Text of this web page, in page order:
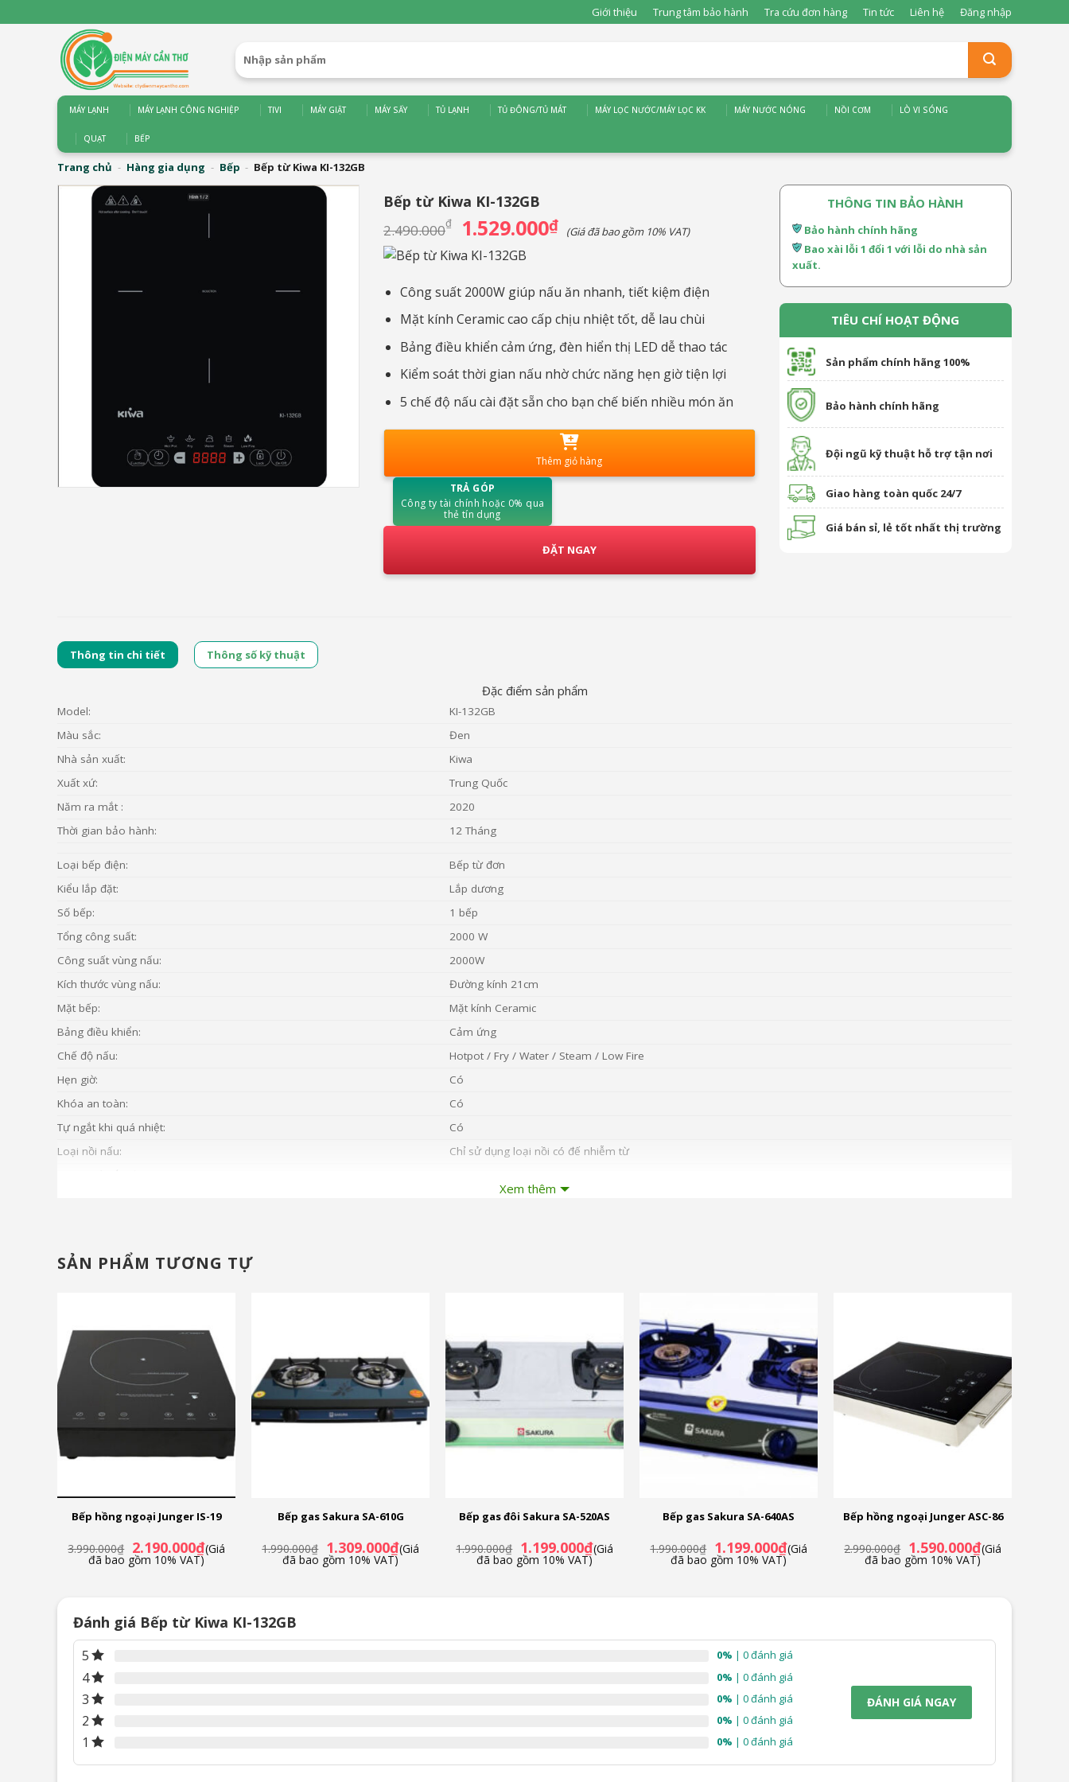
qua
Giới thiệu Trung tâm bảo hành Tra cứu đơn hàng Tin tức Liên hệ Đăng nhập
Tìm
kiếm:
MÁY LẠNH MÁY LẠNH CÔNG NGHIỆP TIVI MÁY GIẶT MÁY SẤY TỦ LẠNH TỦ ĐÔNG/TỦ MÁT MÁY LỌC NƯỚC/MÁY LỌC KK MÁY NƯỚC NÓNG NỒI CƠM LÒ VI SÓNG
QUẠT BẾP
Trang chủ - Hàng gia dụng - Bếp - Bếp từ Kiwa KI-132GB
Bếp từ Kiwa KI-132GB
2.490.000₫ Giá
gốc
là:
2.490.000₫.
1.529.000₫Giá
hiện
(Giá đã bao gồm 10% VAT)
Công suất 2000W giúp nấu ăn nhanh, tiết kiệm điện
Mặt kính Ceramic cao cấp chịu nhiệt tốt, dễ lau chùi
Bảng điều khiển cảm ứng, đèn hiển thị LED dễ thao tác
Kiểm soát thời gian nấu nhờ chức năng hẹn giờ tiện lợi
5 chế độ nấu cài đặt sẵn cho bạn chế biến nhiều món ăn
Thêm giỏ hàng
TRẢ GÓP
Công ty tài chính hoặc 0% qua
thẻ tín dụng
ĐẶT NGAY
THÔNG TIN BẢO HÀNH
Bảo hành chính hãng
Bao xài lỗi 1 đổi 1 với lỗi do nhà sản
xuất.
TIÊU CHÍ HOẠT ĐỘNG
Sản phẩm chính hãng 100%
Bảo hành chính hãng
Đội ngũ kỹ thuật hỗ trợ tận nơi
Giao hàng toàn quốc 24/7
Giá bán sỉ, lẻ tốt nhất thị trường
Thông tin chi tiết Thông số kỹ thuật
Đặc điểm sản phẩm
Model:
KI-132GB
Màu sắc:
Đen
Nhà sản xuất:
Kiwa
Xuất xứ:
Trung Quốc
Năm ra mắt :
2020
Thời gian bảo hành:
12 Tháng
Loại bếp điện:
Bếp từ đơn
Kiểu lắp đặt:
Lắp dương
Số bếp:
1 bếp
Tổng công suất:
2000 W
Công suất vùng nấu:
2000W
Kích thước vùng nấu:
Đường kính 21cm
Mặt bếp:
Mặt kính Ceramic
Bảng điều khiển:
Cảm ứng
Chế độ nấu:
Hotpot / Fry / Water / Steam / Low Fire
Hẹn giờ:
Có
Khóa an toàn:
Có
Tự ngắt khi quá nhiệt:
Có
Loại nồi nấu:
Chỉ sử dụng loại nồi có đế nhiễm từ
Xem thêm
SẢN PHẨM TƯƠNG TỰ
Bếp hồng ngoại Junger IS-19
3.990.000₫ Giá
gốc
là:
2.190.000₫Giá
hiện
(Giá
đã bao gồm 10% VAT)
và nhiều ưu đãi khác
Bếp gas Sakura SA-610G
1.990.000₫ Giá
gốc
là:
1.309.000₫Giá
hiện
(Giá
đã bao gồm 10% VAT)
và nhiều ưu đãi khác
Bếp gas đôi Sakura SA-520AS
1.990.000₫ Giá
gốc
là:
1.199.000₫Giá
hiện
(Giá
đã bao gồm 10% VAT)
và nhiều ưu đãi khác
Bếp gas Sakura SA-640AS
1.990.000₫ Giá
gốc
là:
1.199.000₫Giá
hiện
(Giá
đã bao gồm 10% VAT)
và nhiều ưu đãi khác
Bếp hồng ngoại Junger ASC-86
2.990.000₫ Giá
gốc
là:
1.590.000₫Giá
hiện
(Giá
đã bao gồm 10% VAT)
và nhiều ưu đãi khác
Đánh giá Bếp từ Kiwa KI-132GB
5 0% | 0 đánh giá
4 0% | 0 đánh giá
3 0% | 0 đánh giá
2 0% | 0 đánh giá
1 0% | 0 đánh giá
ĐÁNH GIÁ NGAY